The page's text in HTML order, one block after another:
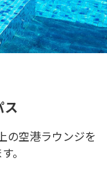
ス
の空港ラウンジを
。